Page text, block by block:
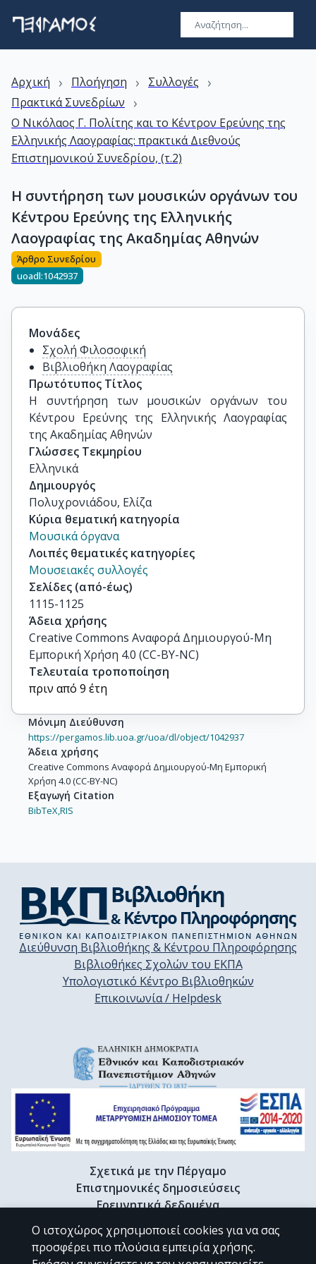
Αρχική › Πλοήγηση › Συλλογές ›
Πρακτικά Συνεδρίων ›
Ο Νικόλαος Γ. Πολίτης και το Κέντρον Ερεύνης της
Ελληνικής Λαογραφίας: πρακτικά Διεθνούς
Επιστημονικού Συνεδρίου, (τ.2)
Η συντήρηση των μουσικών οργάνων του
Κέντρου Ερεύνης της Ελληνικής
Λαογραφίας της Ακαδημίας Αθηνών
Άρθρο Συνεδρίου
uoadl:1042937
Μονάδες
Σχολή Φιλοσοφική
Βιβλιοθήκη Λαογραφίας
Πρωτότυπος Τίτλος
Η συντήρηση των μουσικών οργάνων του
Κέντρου Ερεύνης της Ελληνικής Λαογραφίας
της Ακαδημίας Αθηνών
Γλώσσες Τεκμηρίου
Ελληνικά
Δημιουργός
Πολυχρονιάδου, Ελίζα
Κύρια θεματική κατηγορία
Μουσικά όργανα
Λοιπές θεματικές κατηγορίες
Μουσειακές συλλογές
Σελίδες (από-έως)
1115-1125
Άδεια χρήσης
Creative Commons Αναφορά Δημιουργού-Μη
Εμπορική Χρήση 4.0 (CC-BY-NC)
Τελευταία τροποποίηση
πριν από 9 έτη
Μόνιμη Διεύθυνση
https://pergamos.lib.uoa.gr/uoa/dl/object/1042937
Άδεια χρήσης
Creative Commons Αναφορά Δημιουργού-Μη Εμπορική
Χρήση 4.0 (CC-BY-NC)
Εξαγωγή Citation
BibTeX,RIS
Διεύθυνση Βιβλιοθήκης & Κέντρου Πληροφόρησης
Βιβλιοθήκες Σχολών του ΕΚΠΑ
Υπολογιστικό Κέντρο Βιβλιοθηκών
Επικοινωνία / Helpdesk
Σχετικά με την Πέργαμο
Επιστημονικές δημοσιεύσεις
Ερευνητικά δεδομένα
Διδακτορικές διατριβές & Γκρίζα βιβλιογραφία
Προφίλ Ερευνητή
Ο ιστοχώρος χρησιμοποιεί cookies για να σας
προσφέρει πιο πλούσια εμπειρία χρήσης.